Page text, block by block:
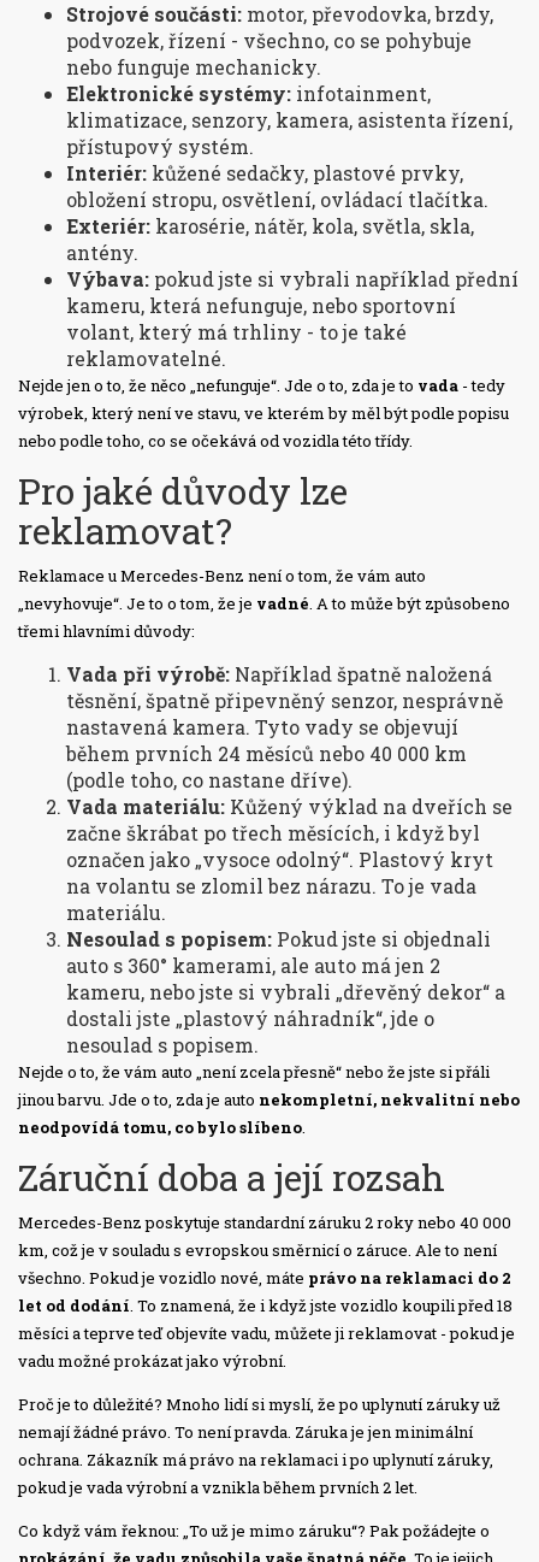
Strojové součásti: motor, převodovka, brzdy,
podvozek, řízení - všechno, co se pohybuje
nebo funguje mechanicky.
Elektronické systémy: infotainment,
klimatizace, senzory, kamera, asistenta řízení,
přístupový systém.
Interiér: kůžené sedačky, plastové prvky,
obložení stropu, osvětlení, ovládací tlačítka.
Exteriér: karosérie, nátěr, kola, světla, skla,
antény.
Výbava: pokud jste si vybrali například přední
kameru, která nefunguje, nebo sportovní
volant, který má trhliny - to je také
reklamovatelné.
Nejde jen o to, že něco „nefunguje“. Jde o to, zda je to vada - tedy
výrobek, který není ve stavu, ve kterém by měl být podle popisu
nebo podle toho, co se očekává od vozidla této třídy.
Pro jaké důvody lze
reklamovat?
Reklamace u Mercedes-Benz není o tom, že vám auto
„nevyhovuje“. Je to o tom, že je vadné. A to může být způsobeno
třemi hlavními důvody:
Vada při výrobě: Například špatně naložená
těsnění, špatně připevněný senzor, nesprávně
nastavená kamera. Tyto vady se objevují
během prvních 24 měsíců nebo 40 000 km
(podle toho, co nastane dříve).
Vada materiálu: Kůžený výklad na dveřích se
začne škrábat po třech měsících, i když byl
označen jako „vysoce odolný“. Plastový kryt
na volantu se zlomil bez nárazu. To je vada
materiálu.
Nesoulad s popisem: Pokud jste si objednali
auto s 360° kamerami, ale auto má jen 2
kameru, nebo jste si vybrali „dřevěný dekor“ a
dostali jste „plastový náhradník“, jde o
nesoulad s popisem.
Nejde o to, že vám auto „není zcela přesně“ nebo že jste si přáli
jinou barvu. Jde o to, zda je auto nekompletní, nekvalitní nebo
neodpovídá tomu, co bylo slíbeno.
Záruční doba a její rozsah
Mercedes-Benz poskytuje standardní záruku 2 roky nebo 40 000
km, což je v souladu s evropskou směrnicí o záruce. Ale to není
všechno. Pokud je vozidlo nové, máte právo na reklamaci do 2
let od dodání. To znamená, že i když jste vozidlo koupili před 18
měsíci a teprve teď objevíte vadu, můžete ji reklamovat - pokud je
vadu možné prokázat jako výrobní.
Proč je to důležité? Mnoho lidí si myslí, že po uplynutí záruky už
nemají žádné právo. To není pravda. Záruka je jen minimální
ochrana. Zákazník má právo na reklamaci i po uplynutí záruky,
pokud je vada výrobní a vznikla během prvních 2 let.
Co když vám řeknou: „To už je mimo záruku“? Pak požádejte o